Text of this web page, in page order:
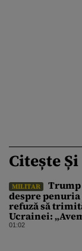
Citește Și
MILITAR
Trump
despre
refuză să
Ucrainei:
rachete”
01:02